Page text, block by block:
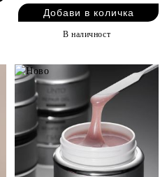
В наличност